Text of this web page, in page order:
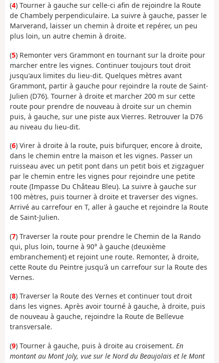
(4) Tourner à gauche sur celle-ci afin de rejoindre la Route
de Chambely perpendiculaire. La suivre à gauche, passer le
Marverand, laisser un chemin à droite et repérer, un peu
plus loin, un autre chemin à droite.
(5) Remonter vers Grammont en tournant sur la droite pour
marcher entre les vignes. Continuer toujours tout droit
jusqu'aux limites du lieu-dit. Quelques mètres avant
Grammont, partir à gauche pour rejoindre la route de Saint-
Julien (D76). Tourner à droite et marcher 200 m sur cette
route pour prendre de nouveau à droite sur un chemin
puis, à gauche, sur une piste aux Vierres. Retrouver la D76
au niveau du lieu-dit.
(6) Virer à droite à la route, puis bifurquer, encore à droite,
dans le chemin entre la maison et les vignes. Passer un
ruisseau avec un petit pont dans un petit bois et zigzaguer
par le chemin entre les vignes pour rejoindre une petite
route (Impasse Du Château Bleu). La suivre à gauche sur
100 mètres, puis tourner à droite et traverser des vignes.
Arrivé au carrefour en T, aller à gauche et rejoindre la Route
de Saint-Julien.
(7) Traverser la route pour prendre le Chemin de la Rando
qui, plus loin, tourne à 90° à gauche (deuxième
embranchement) et rejoint une route. Remonter, à droite,
cette Route du Peintre jusqu'à un carrefour sur la Route des
Vernes.
(8) Traverser la Route des Vernes et continuer tout droit
dans les vignes. Après avoir tourné à gauche, à droite, puis
de nouveau à gauche, rejoindre la Route de Bellevue
transversale.
(9) Tourner à gauche, puis à droite au croisement. En
montant au Mont Joly, vue sur le Nord du Beaujolais et le Mont